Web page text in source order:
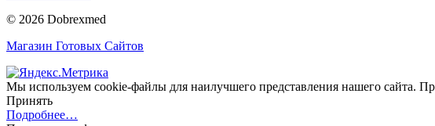
© 2026 Dobrexmed
Магазин Готовых Сайтов
Мы используем cookie-файлы для наилучшего представления нашего сайта.
Принять
Подробнее…